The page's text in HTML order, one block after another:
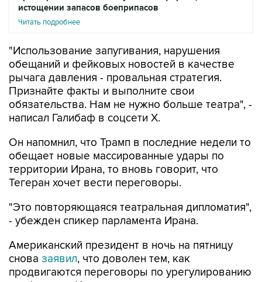
"Использование запугивания, нарушения
рычага давления - провальная стратегия.
Признайте факты и выполните свои
обязательства. Нам не нужно больше театра", -
написал Галибаф в соцсети X.
Он напомнил, что Трамп в последние недели то
территории Ирана, то вновь говорит, что
Тегеран хочет вести переговоры.
"Это повторяющаяся театральная дипломатия",
Американский президент в ночь на пятницу
продвигаются переговоры по урегулированию
конфликта с Ираном и рассчитывает на
быстрое достижение результатов.